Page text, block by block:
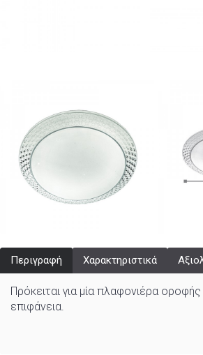
Περιγραφή Χαρακτηριστικά
Πρόκειται για μία πλαφονιέρα
επιφάνεια.